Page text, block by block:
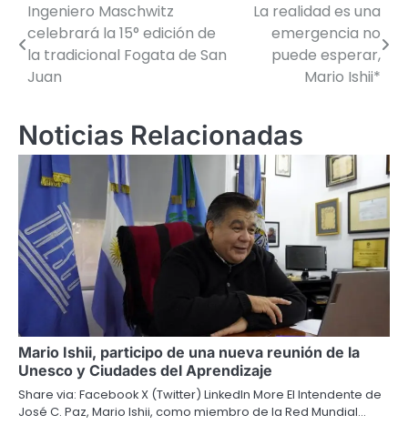
Navegación
de
entradas
Ingeniero Maschwitz
celebrará la 15° edición de
la tradicional Fogata de San
Juan
La realidad es una
emergencia no
puede esperar,
Mario Ishii*
Noticias Relacionadas
Mario Ishii, participo de una nueva reunión de la
Unesco y Ciudades del Aprendizaje
Share via: Facebook X (Twitter) LinkedIn More El Intendente de
José C. Paz, Mario Ishii, como miembro de la Red Mundial…